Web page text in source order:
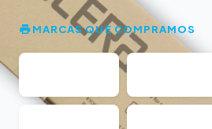
MARCAS QUE COMPRAMOS